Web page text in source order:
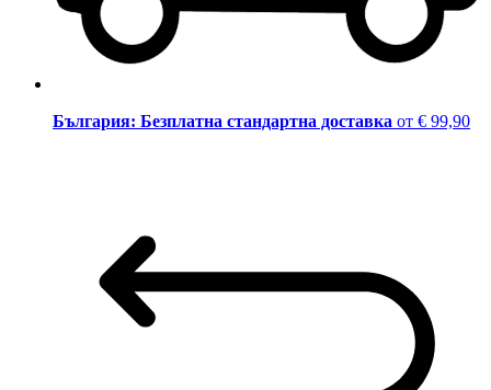
България: Безплатна стандартна доставка от € 99,90